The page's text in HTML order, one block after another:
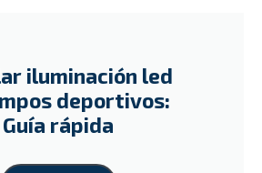
iluminación led
deportivos:
Guía rápida